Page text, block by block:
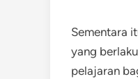
Sementara
yang
pelajaran